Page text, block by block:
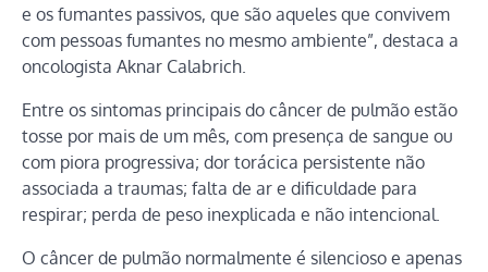
e os fumantes passivos, que são aqueles que convivem
com pessoas fumantes no mesmo ambiente”, destaca a
oncologista Aknar Calabrich.
Entre os sintomas principais do câncer de pulmão estão
tosse por mais de um mês, com presença de sangue ou
com piora progressiva; dor torácica persistente não
associada a traumas; falta de ar e dificuldade para
respirar; perda de peso inexplicada e não intencional.
O câncer de pulmão normalmente é silencioso e apenas